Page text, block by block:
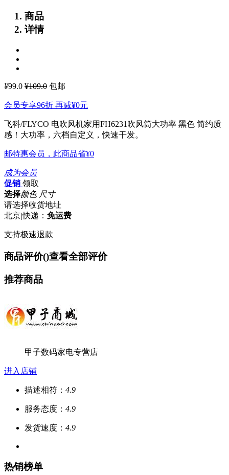
商品
详情
¥99.0 ¥109.0 包邮
会员专享96折 再减¥0元
飞科/FLYCO 电吹风机家用FH6231吹风筒大功率 黑色 简约质
感！大功率，六档自定义，快速干发。
邮特惠会员，此商品省¥0
成为会员
促销 领取
选择颜色 尺寸
请选择收货地址
北京|快递： 免运费
支持极速退款
商品评价()查看全部评价
推荐商品
甲子数码家电专营店
进入店铺
描述相符： 4.9
服务态度： 4.9
发货速度： 4.9
热销榜单